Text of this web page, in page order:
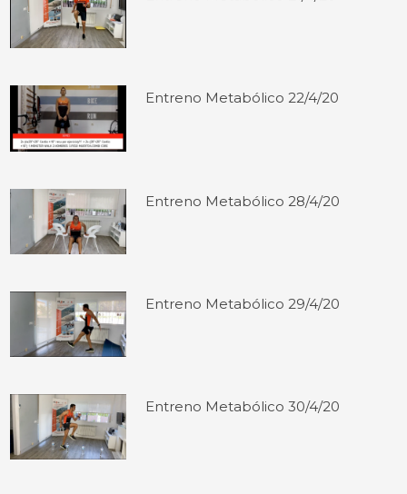
Entreno Metabólico 22/4/20
Entreno Metabólico 28/4/20
Entreno Metabólico 29/4/20
Entreno Metabólico 30/4/20